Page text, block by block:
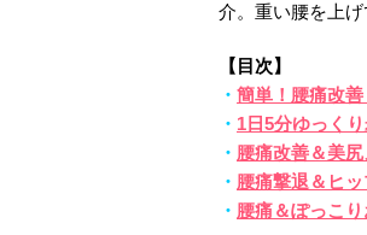
介。重い腰を上
【目次】
・ 簡単！腰痛改
・ 1日5分ゆっく
・ 腰痛改善＆美
・ 腰痛撃退＆ヒ
・ 腰痛＆ぽっこ